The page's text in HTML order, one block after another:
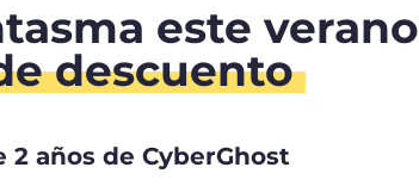
este verano
descuento
años de CyberGhost